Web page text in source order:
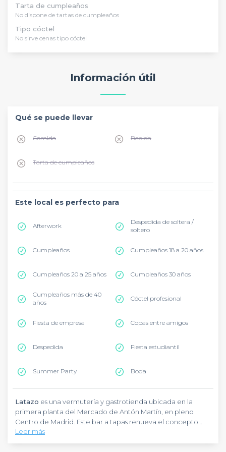
Tarta de cumpleaños
No dispone de tartas de cumpleaños
Tipo cóctel
No sirve cenas tipo cóctel
Información útil
Qué se puede llevar
Comida Bebida
Tarta de cumpleaños
Este local es perfecto para
Afterwork
Despedida de soltera /
soltero
Cumpleaños Cumpleaños 18 a 20 años
Cumpleaños 20 a 25 años Cumpleaños 30 años
Cumpleaños más de 40
años
Cóctel profesional
Fiesta de empresa Copas entre amigos
Despedida Fiesta estudiantil
Summer Party Boda
Latazo es una vermutería y gastrotienda ubicada en la
primera planta del Mercado de Antón Martín, en pleno
Centro de Madrid. Este bar a tapas renueva el concepto
tradicional del aperitivo madrileño, donde las conservas
gourmet tienen el protagonismo absoluto. Situado en el
Latazodestaca por su carta de vermuts excepcional con
Leer más